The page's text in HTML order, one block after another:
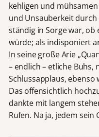
kehligen und
und Unsauberkeit
ständig in Sorge war,
würde; als indisponiert
In seine große Arie
– endlich – etliche Buhs,
Schlussapplaus, ebenso
Das offensichtlich
dankte mit langem
Rufen. Na ja, jedem sein